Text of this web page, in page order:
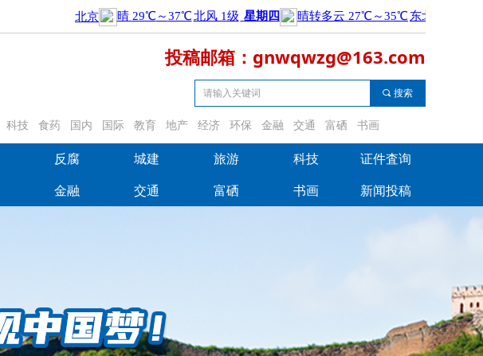
끠 搜索
投稿邮箱：gnwqwzg@163.com
科技 食药 国内 国际 教育 地产 经济 环保 金融 交通 富硒 书画
反腐
反腐
城建
城建
旅游
旅游
科技
科技
证件査询
证件査询
金融
交通
富硒
书画
新闻投稿